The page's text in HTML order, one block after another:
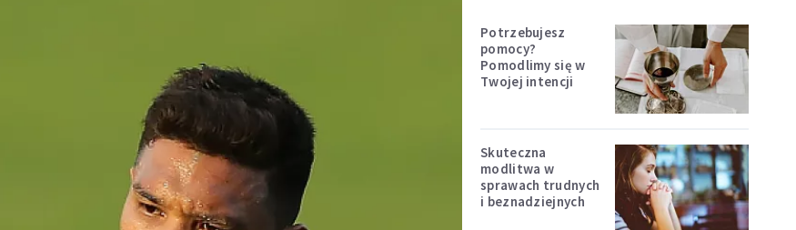
Potrzebujesz
pomocy?
Pomodlimy się w
Twojej intencji
Skuteczna
modlitwa w
sprawach trudnych
i beznadziejnych